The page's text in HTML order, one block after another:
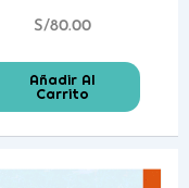
S/80.00
Añadir Al
Carrito